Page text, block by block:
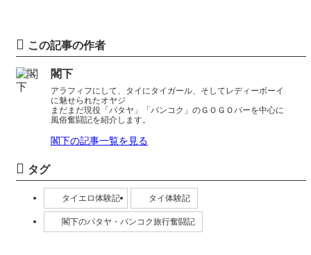
この記事の作者
閣下
アラフィフにして、タイにタイガール、そしてレディーボーイ
に魅せられたオヤジ
まだまだ現役「パタヤ」「バンコク」のＧＯＧＯバーを中心に
風俗奮闘記を紹介します。
閣下の記事一覧を見る
タグ
タイエロ体験記 タイ体験記
閣下のパタヤ・バンコク旅行奮闘記